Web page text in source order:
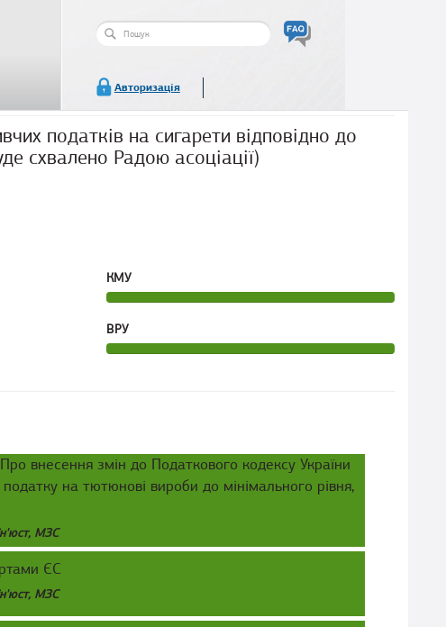
Пошукова
Авторизація
податків на сигарети відповідно до
схвалено Радою асоціації)
КМУ
ВРУ
внесення змін до Податкового кодексу України
на тютюнові вироби до мінімального рівня,
МЗС
ЄС
МЗС